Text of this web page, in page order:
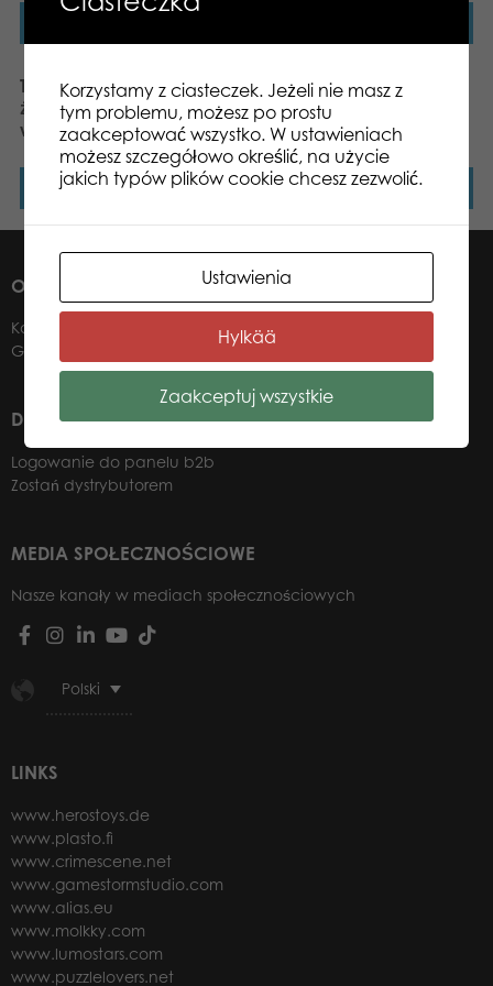
Tactic Poker Pro 200
żetonów (w aluminiowej
walizce)
Dowiedz się więcej
Tactic Trendy Yatzy z
drewnianymi kostkami i
ołówkiem
Dowiedz się więcej
O NAS
Kontakt
Gdzie kupić?
DLA NASZYCH DYSTRYBUTORÓW
Logowanie do panelu b2b
Zostań dystrybutorem
MEDIA SPOŁECZNOŚCIOWE
Nasze kanały w mediach społecznościowych
Polski
LINKS
www.herostoys.de
www.plasto.fi
www.crimescene.net
www.gamestormstudio.com
www.alias.eu
www.molkky.com
www.lumostars.com
www.puzzlelovers.net
Korzystamy z ciasteczek. Jeżeli nie masz z
tym problemu, możesz po prostu
zaakceptować wszystko. W ustawieniach
możesz szczegółowo określić, na użycie
jakich typów plików cookie chcesz zezwolić.
Ustawienia
Hylkää
Zaakceptuj wszystkie